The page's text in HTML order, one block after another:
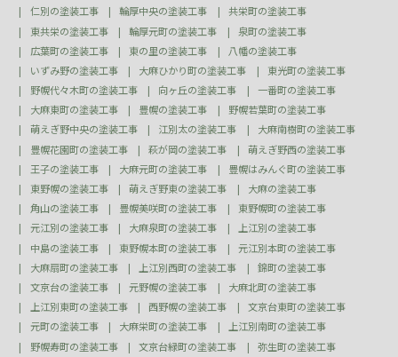
仁別の塗装工事
輪厚中央の塗装工事
共栄町の塗装工事
東共栄の塗装工事
輪厚元町の塗装工事
泉町の塗装工事
広葉町の塗装工事
東の里の塗装工事
八幡の塗装工事
いずみ野の塗装工事
大麻ひかり町の塗装工事
東光町の塗装工事
野幌代々木町の塗装工事
向ヶ丘の塗装工事
一番町の塗装工事
大麻東町の塗装工事
豊幌の塗装工事
野幌若葉町の塗装工事
萌えぎ野中央の塗装工事
江別太の塗装工事
大麻南樹町の塗装工事
豊幌花園町の塗装工事
萩が岡の塗装工事
萌えぎ野西の塗装工事
王子の塗装工事
大麻元町の塗装工事
豊幌はみんぐ町の塗装工事
東野幌の塗装工事
萌えぎ野東の塗装工事
大麻の塗装工事
角山の塗装工事
豊幌美咲町の塗装工事
東野幌町の塗装工事
元江別の塗装工事
大麻泉町の塗装工事
上江別の塗装工事
中島の塗装工事
東野幌本町の塗装工事
元江別本町の塗装工事
大麻扇町の塗装工事
上江別西町の塗装工事
錦町の塗装工事
文京台の塗装工事
元野幌の塗装工事
大麻北町の塗装工事
上江別東町の塗装工事
西野幌の塗装工事
文京台東町の塗装工事
元町の塗装工事
大麻栄町の塗装工事
上江別南町の塗装工事
野幌寿町の塗装工事
文京台緑町の塗装工事
弥生町の塗装工事